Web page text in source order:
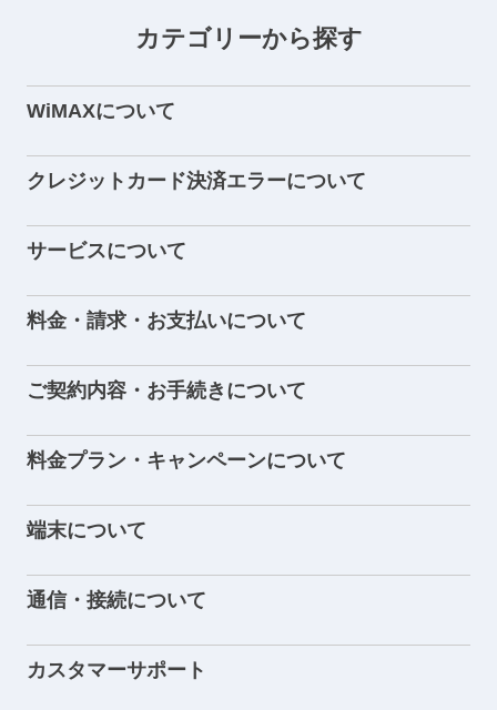
カテゴリーから探す
WiMAXについて
クレジットカード決済エラーについて
サービスについて
料金・請求・お支払いについて
ご契約内容・お手続きについて
料金プラン・キャンペーンについて
端末について
通信・接続について
カスタマーサポート